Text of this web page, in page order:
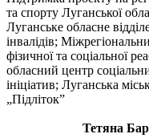
та спорту Луганської
Луганське обласне
інвалідів;
фізичної та соціальної
обласний центр
ініціатив; Луганська
„Підліток”
Тетяна